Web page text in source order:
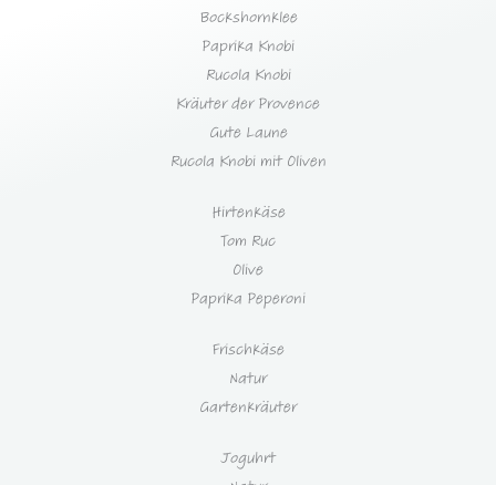
Bockshornklee
Paprika Knobi
Rucola Knobi
Kräuter der Provence
Gute Laune
Rucola Knobi mit Oliven
Hirtenkäse
Tom Ruc
Olive
Paprika Peperoni
Frischkäse
Natur
Gartenkräuter
Joguhrt